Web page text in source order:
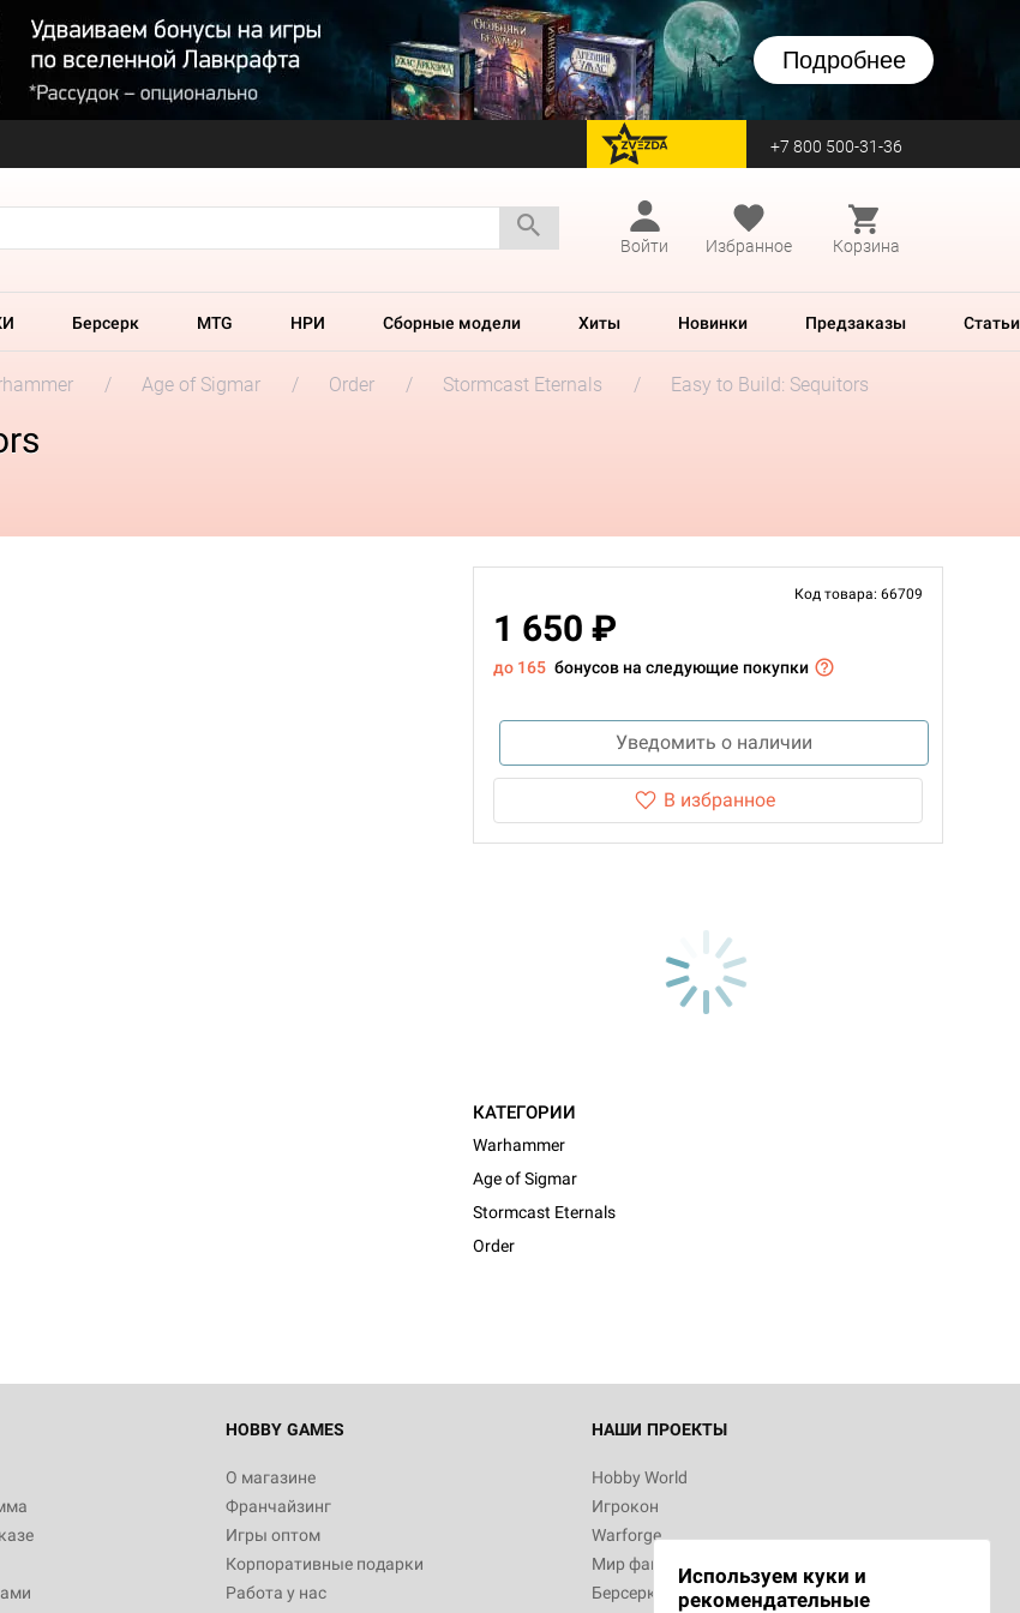
Подробнее
перейти на Zvezda +7 800 500-31-36
Войти
Избранное Корзина
Берсерк MTG НРИ Сборные модели Хиты Новинки Предзаказы Статьи
Age of Sigmar Order Stormcast Eternals Easy to Build: Sequitors
Код товара: 66709
1 650 ₽
до 165 бонусов на следующие покупки
Уведомить о наличии
В избранное
КАТЕГОРИИ
Warhammer
Age of Sigmar
Stormcast Eternals
Order
HOBBY GAMES
О магазине
Франчайзинг
Игры оптом
Корпоративные подарки
Работа у нас
НАШИ ПРОЕКТЫ
Hobby World
Игрокон
Warforge
Мир фантастики
Берсерк
Используем куки и
рекомендательные